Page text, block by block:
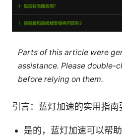
Parts of this article were
assistance. Please double-
before relying on them.
引言：蓝灯加速的实用指南
是的，蓝灯加速可以帮